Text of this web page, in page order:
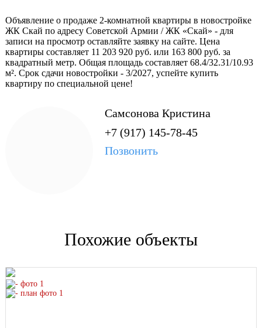
материалов гарантирует долговечность конструкций и
экономичность эксплуатации помещений жильцами.
Расположение позволяет быстро добраться до различных
районов города, что удобно для работающих жителей.
Близость парков и рек способствует поддержанию
благоприятной экологической ситуации в районе.
Современная архитектура: внешний вид зданий
соответствует современным тенденциям дизайна и
Таким образом, жилой комплекс «Скай» представляет
Объявление о продаже 2-комнатной квартиры в новостройке
ЖК Скай по адресу Советской Армии / ЖК «Скай» - для
записи на просмотр оставляйте заявку на сайте. Цена
квартиры составляет 11 203 920 руб. или 163 800 руб. за
квадратный метр. Общая площадь составляет 68.4/32.31/10.93
м². Срок сдачи новостройки - 3/2027, успейте купить
квартиру по специальной цене!
Самсонова Кристина
+7 (917) 145-78-45
Позвонить
Похожие объекты